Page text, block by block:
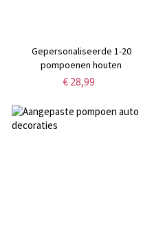
Gepersonaliseerde 1-20
pompoenen houten
familieblokset met namen,
Thanksgiving/Halloween-cadeau
voor familie/grootouders
€ 28,99